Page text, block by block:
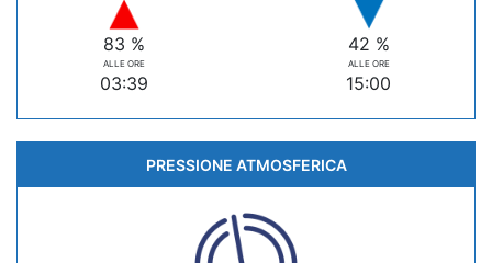
83 %
ALLE ORE
03:39
42 %
ALLE ORE
15:00
PRESSIONE ATMOSFERICA